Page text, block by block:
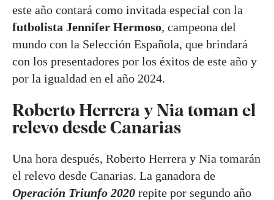
este año contará como invitada especial con la
futbolista Jennifer Hermoso, campeona del
mundo con la Selección Española, que brindará
con los presentadores por los éxitos de este año y
por la igualdad en el año 2024.
Roberto Herrera y Nia toman el
relevo desde Canarias
Una hora después, Roberto Herrera y Nia tomarán
el relevo desde Canarias. La ganadora de
Operación Triunfo 2020 repite por segundo año